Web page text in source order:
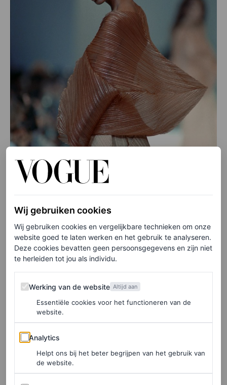
©ANP
MIYAKE
Prins van de plooien
“Een man die het donkerste moment uit de geschiedenis
heeft meegemaakt en zijn leven zo kleurrijk mogelijk wil
maken, dat is Miyake”, zeggen kennissen over hem in
dezelfde krant. De Japanse ontwerper studeerde vanaf
Wij gebruiken cookies
Wij gebruiken cookies en vergelijkbare technieken om onze
website goed te laten werken en het gebruik te analyseren.
Deze cookies bevatten geen persoonsgegevens en zijn niet
te herleiden tot jou als individu.
Werking van de website
Werking van de website Altijd aan
Essentiële cookies voor het functioneren van de
website.
Analytics
Analytics
Helpt ons bij het beter begrijpen van het gebruik van
de website.